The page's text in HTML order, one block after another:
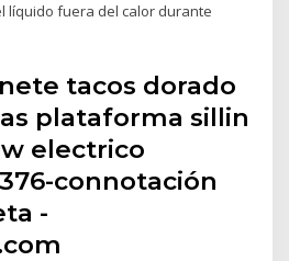
líquido fuera del calor durante
tacos dorado
plataforma sillin
electrico
connotación
-